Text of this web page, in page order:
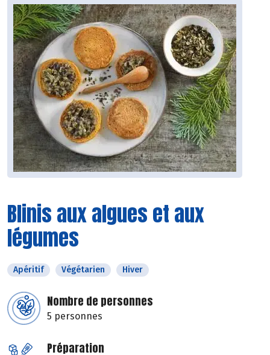
Blinis aux algues et aux
légumes
Apéritif Végétarien Hiver
Nombre de personnes
5 personnes
Préparation